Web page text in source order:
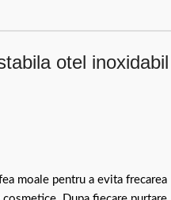
otel inoxidabil
moale pentru a evita frecarea